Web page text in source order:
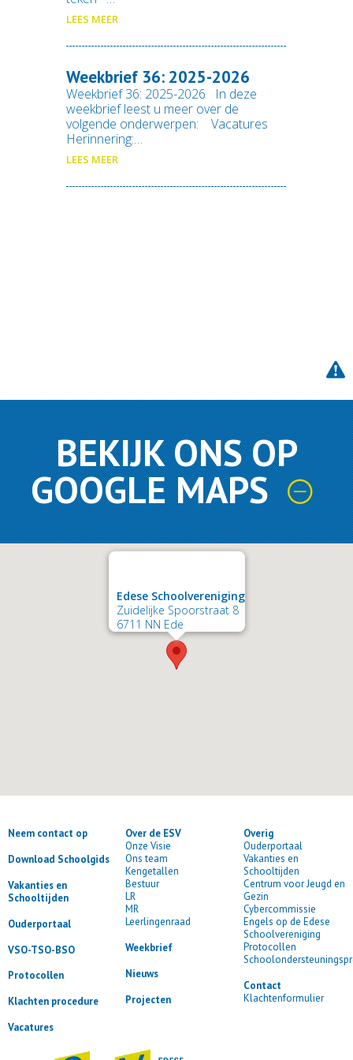
LEES MEER
Weekbrief 36: 2025-2026
Weekbrief 36: 2025-2026 In deze
weekbrief leest u meer over de
volgende onderwerpen: Vacatures
Herinnering:…
LEES MEER
BEKIJK ONS OP
GOOGLE MAPS
Edese Schoolvereniging
Zuidelijke Spoorstraat 8
6711 NN Ede
Neem contact op
Download Schoolgids
Vakanties en
Schooltijden
Ouderportaal
VSO-TSO-BSO
Protocollen
Klachten procedure
Vacatures
Over de ESV
Onze Visie
Ons team
Kengetallen
Bestuur
LR
MR
Leerlingenraad
Weekbrief
Nieuws
Projecten
Overig
Ouderportaal
Vakanties en
Schooltijden
Centrum voor Jeugd en
Gezin
Cybercommissie
Engels op de Edese
Schoolvereniging
Protocollen
Contact
Klachtenformulier